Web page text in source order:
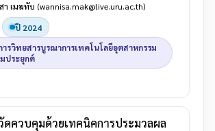
า เมฆทับ (wannisa.mak@live.uru.ac.th)
ปี 2024
ารวิทยสารบูรณาการเทคโนโลยีอุตสาหกรรม
ประยุกต์
ดควบคุมด้วยเทคนิคการประมวลผล